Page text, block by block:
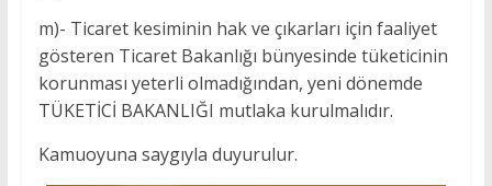
m)- Ticaret kesiminin hak ve çıkarları için faaliyet
gösteren Ticaret Bakanlığı bünyesinde tüketicinin
korunması yeterli olmadığından, yeni dönemde
TÜKETİCİ BAKANLIĞI mutlaka kurulmalıdır.
Kamuoyuna saygıyla duyurulur.